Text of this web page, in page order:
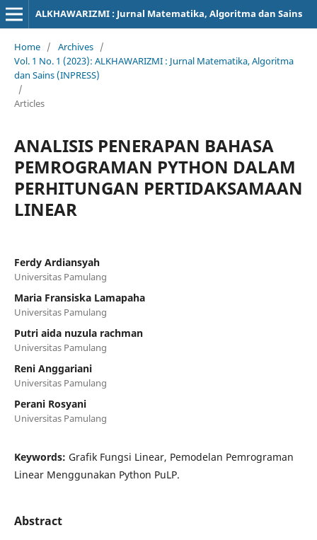
ALKHAWARIZMI : Jurnal Matematika, Algoritma dan Sains
Home / Archives /
Vol. 1 No. 1 (2023): ALKHAWARIZMI : Jurnal Matematika, Algoritma
dan Sains (INPRESS)
/
Articles
ANALISIS PENERAPAN BAHASA
PEMROGRAMAN PYTHON DALAM
PERHITUNGAN PERTIDAKSAMAAN
LINEAR
Ferdy Ardiansyah
Universitas Pamulang
Maria Fransiska Lamapaha
Universitas Pamulang
Putri aida nuzula rachman
Universitas Pamulang
Reni Anggariani
Universitas Pamulang
Perani Rosyani
Universitas Pamulang
Keywords: Grafik Fungsi Linear, Pemodelan Pemrograman
Linear Menggunakan Python PuLP.
Abstract